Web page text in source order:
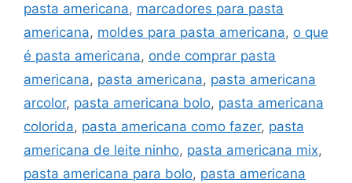
pasta americana, marcadores para pasta
americana, moldes para pasta americana, o que
é pasta americana, onde comprar pasta
americana, pasta americana, pasta americana
arcolor, pasta americana bolo, pasta americana
colorida, pasta americana como fazer, pasta
americana de leite ninho, pasta americana mix,
pasta americana para bolo, pasta americana